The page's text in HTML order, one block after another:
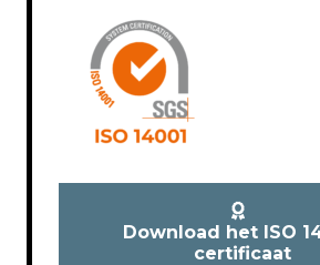
Download het ISO
certificaat